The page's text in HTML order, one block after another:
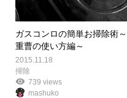
ガスコンロの簡単お掃除術～
重曹の使い方編～
2015.11.18
掃除
739 views
mashuko